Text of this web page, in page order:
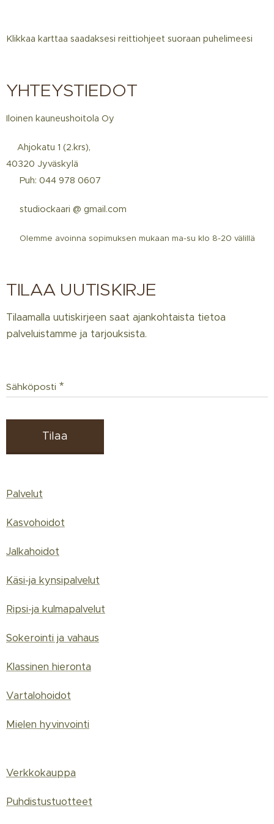
Klikkaa karttaa saadaksesi reittiohjeet suoraan puhelimeesi
YHTEYSTIEDOT
Iloinen kauneushoitola Oy
📍Ahjokatu 1 (2.krs),
40320 Jyväskylä
☎️ Puh: 044 978 0607
📩 studiockaari @ gmail.com
Olemme avoinna sopimuksen mukaan ma-su klo 8-20 välillä
TILAA UUTISKIRJE
Tilaamalla uutiskirjeen saat ajankohtaista tietoa
palveluistamme ja tarjouksista.
Sähköposti
Tilaa
Palvelut
Kasvohoidot
Jalkahoidot
Käsi-ja kynsipalvelut
Ripsi-ja kulmapalvelut
Sokerointi ja vahaus
Klassinen hieronta
Vartalohoidot
Mielen hyvinvointi
Verkkokauppa
Puhdistustuotteet